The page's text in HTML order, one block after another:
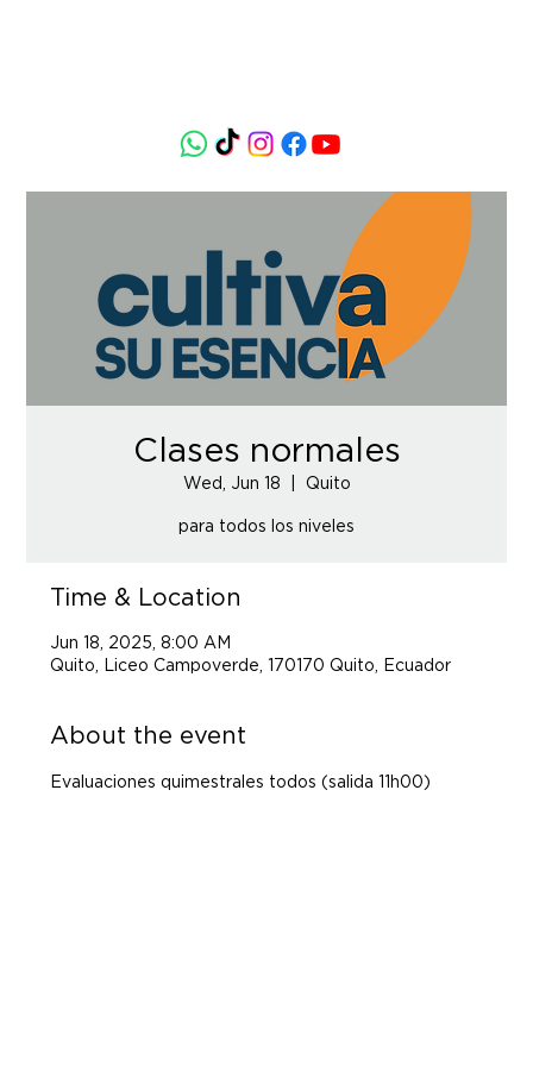
Clases normales
Wed, Jun 18 Quito
para todos los niveles
Time & Location
Jun 18, 2025, 8:00 AM
Quito, Liceo Campoverde, 170170 Quito, Ecuador
About the event
Evaluaciones quimestrales todos (salida 11h00)